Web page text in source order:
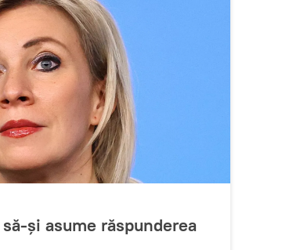
și asume răspunderea